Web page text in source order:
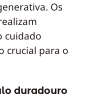
Os
cuidado
crucial para o
duradouro